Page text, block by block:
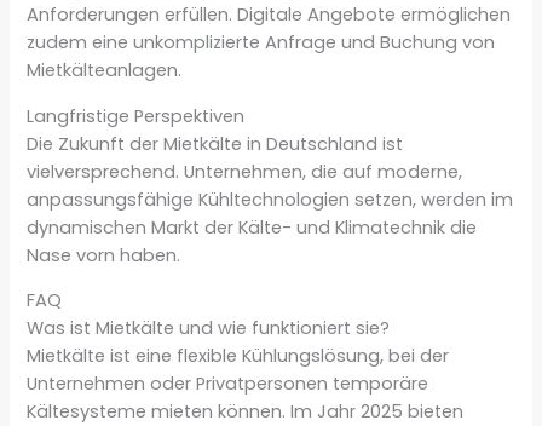
Anforderungen erfüllen. Digitale Angebote ermöglichen
zudem eine unkomplizierte Anfrage und Buchung von
Mietkälteanlagen.
Langfristige Perspektiven
Die Zukunft der Mietkälte in Deutschland ist
vielversprechend. Unternehmen, die auf moderne,
anpassungsfähige Kühltechnologien setzen, werden im
dynamischen Markt der Kälte- und Klimatechnik die
Nase vorn haben.
FAQ
Was ist Mietkälte und wie funktioniert sie?
Mietkälte ist eine flexible Kühlungslösung, bei der
Unternehmen oder Privatpersonen temporäre
Kältesysteme mieten können. Im Jahr 2025 bieten